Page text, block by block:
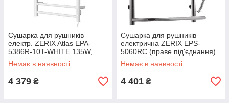
Сушарка для рушників
електр. ZERIX Atlas EPA-
5386R-10T-WHITE 135W,
220-240V з таймером
(ZX4916)
Немає в наявності
4 379 ₴
Сушарка для рушників
електрична ZERIX EPS-
5060RC (праве під'єднання)
(ZX4490)
Немає в наявності
4 401 ₴